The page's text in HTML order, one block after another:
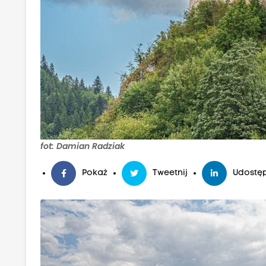
fot: Damian Radziak
Pokaż Tweetnij